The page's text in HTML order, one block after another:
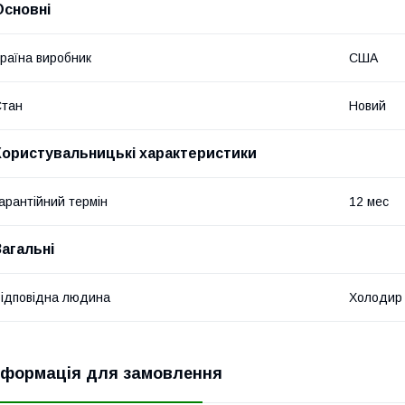
виробник США
Новий
характеристики
термін 12 мес
людина Холодир
для замовлення